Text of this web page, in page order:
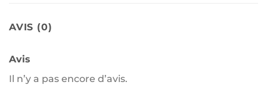
AVIS (0)
Avis
Il n’y a pas encore d’avis.